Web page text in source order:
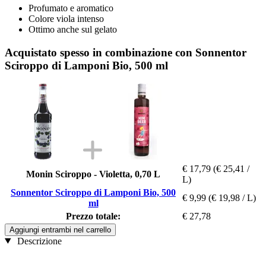
Profumato e aromatico
Colore viola intenso
Ottimo anche sul gelato
Acquistato spesso in combinazione con Sonnentor
Sciroppo di Lamponi Bio, 500 ml
Monin Sciroppo - Violetta, 0,70 L
€ 17,79 (€ 25,41 /
L)
Sonnentor Sciroppo di Lamponi Bio, 500
ml
€ 9,99 (€ 19,98 / L)
Prezzo totale:
€ 27,78
Aggiungi entrambi nel carrello
Descrizione